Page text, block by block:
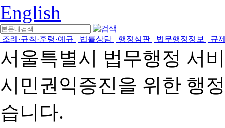
English
조례·규칙·훈령·예규 법률상담 행정심판 법무행정정보 규
서울특별시 법무행정 서
시민권익증진을 위한 행
습니다.